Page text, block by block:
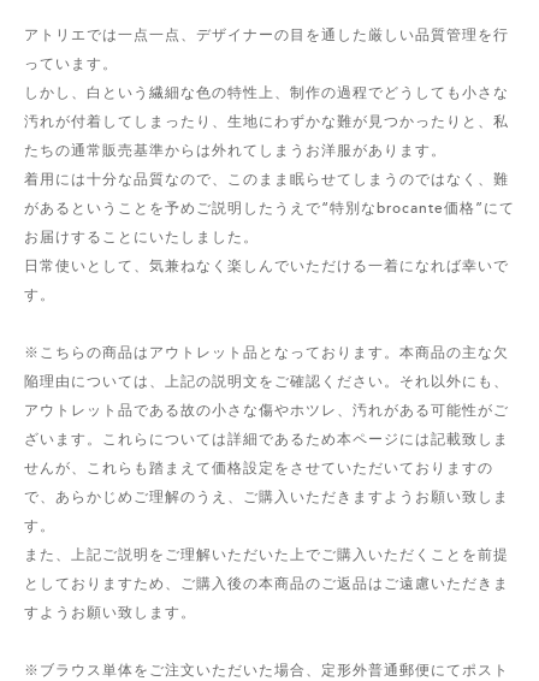
アトリエでは一点一点、デザイナーの目を通した厳しい品質管理を行
っています。
しかし、白という繊細な色の特性上、制作の過程でどうしても小さな
汚れが付着してしまったり、生地にわずかな難が見つかったりと、私
たちの通常販売基準からは外れてしまうお洋服があります。
着用には十分な品質なので、このまま眠らせてしまうのではなく、難
があるということを予めご説明したうえで“特別なbrocante価格”にて
お届けすることにいたしました。
日常使いとして、気兼ねなく楽しんでいただける一着になれば幸いで
す。
※こちらの商品はアウトレット品となっております。本商品の主な欠
陥理由については、上記の説明文をご確認ください。それ以外にも、
アウトレット品である故の小さな傷やホツレ、汚れがある可能性がご
ざいます。これらについては詳細であるため本ページには記載致しま
せんが、これらも踏まえて価格設定をさせていただいておりますの
で、あらかじめご理解のうえ、ご購入いただきますようお願い致しま
す。
また、上記ご説明をご理解いただいた上でご購入いただくことを前提
としておりますため、ご購入後の本商品のご返品はご遠慮いただきま
すようお願い致します。
※ブラウス単体をご注文いただいた場合、定形外普通郵便にてポスト